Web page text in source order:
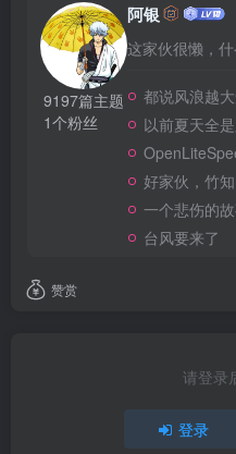
9197篇主题
1个粉丝
阿银
这家伙很懒，
都说风浪越
以前夏天全
好家伙，竹知了
一个悲伤的
台风要来了
赞赏
请登录
登录